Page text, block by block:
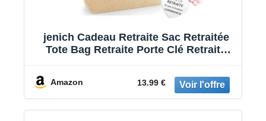
jenich Cadeau Retraite Sac Retraitée
Tote Bag Retraite Porte Clé Retraite
Amazon 13.99 €